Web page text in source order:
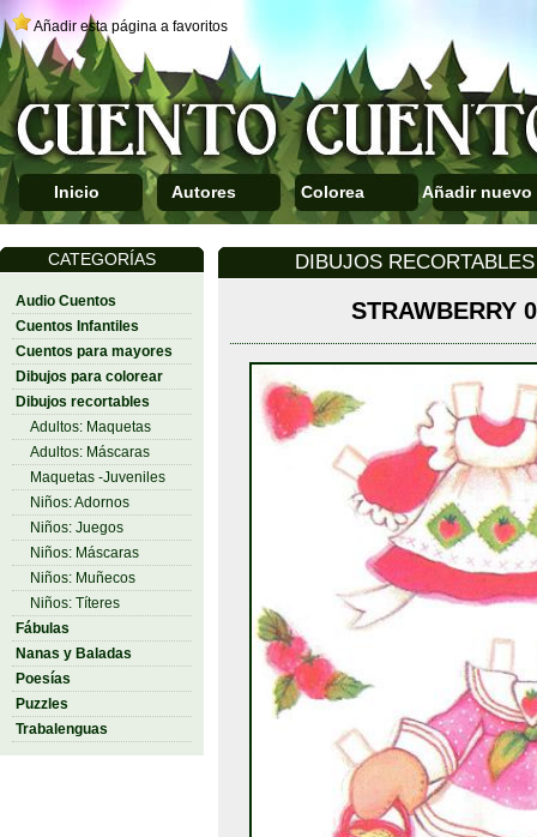
Añadir esta página a favoritos
Inicio Autores Colorea Añadir nuevo
CATEGORÍAS
Audio Cuentos
Cuentos Infantiles
Cuentos para mayores
Dibujos para colorear
Dibujos recortables
Adultos: Maquetas
Adultos: Máscaras
Maquetas -Juveniles
Niños: Adornos
Niños: Juegos
Niños: Máscaras
Niños: Muñecos
Niños: Títeres
Fábulas
Nanas y Baladas
Poesías
Puzzles
Trabalenguas
DIBUJOS
STRAWBERRY